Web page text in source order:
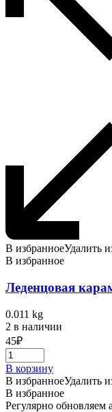
В избранноеУдалить
В избранное
Леденцовая
0.011 kg
2 в наличии
45₽
В корзину
В избранноеУдалить
В избранное
Регулярно обновляем